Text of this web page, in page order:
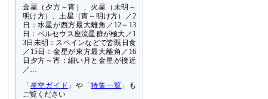
金星（夕方～宵）、火星（未明～
明け方）、土星（宵～明け方）／2
日：水星が西方最大離角／12～13
日：ペルセウス座流星群が極大／1
3日未明：スペインなどで皆既日食
／15日：金星が東方最大離角／16
日夕方～宵：細い月と金星が接近
／…
「 星空ガイド 」や「特集一覧 」も
ご覧ください